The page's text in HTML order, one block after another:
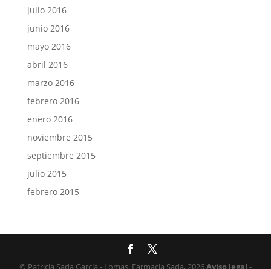
julio 2016
junio 2016
mayo 2016
abril 2016
marzo 2016
febrero 2016
enero 2016
noviembre 2015
septiembre 2015
julio 2015
febrero 2015
© Patricia Sada García - Lomas. Farmacia Sada, 2026Aviso legal -